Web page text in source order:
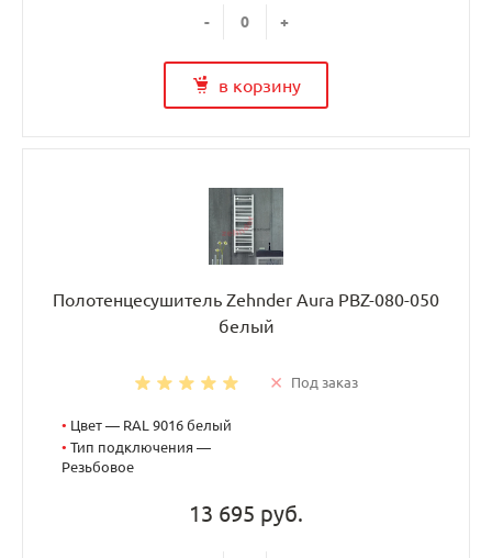
- +
в корзину
Полотенцесушитель Zehnder Aura PBZ-080-050
белый
Под заказ
• Цвет — RAL 9016 белый
• Тип подключения —
Резьбовое
13 695 руб.